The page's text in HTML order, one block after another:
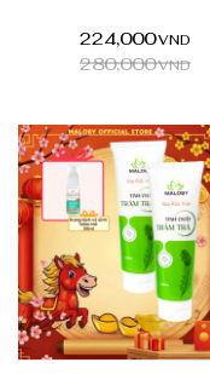
224,000VND
280,000VND